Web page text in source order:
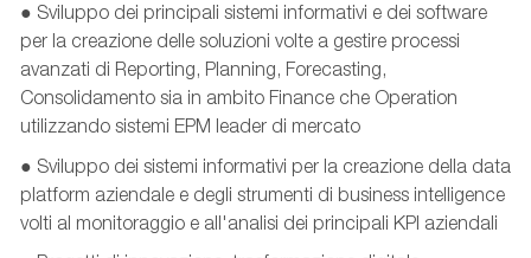
● Sviluppo dei principali sistemi informativi e dei software
per la creazione delle soluzioni volte a gestire processi
avanzati di Reporting, Planning, Forecasting,
Consolidamento sia in ambito Finance che Operation
utilizzando sistemi EPM leader di mercato
● Sviluppo dei sistemi informativi per la creazione della data
platform aziendale e degli strumenti di business intelligence
volti al monitoraggio e all'analisi dei principali KPI aziendali